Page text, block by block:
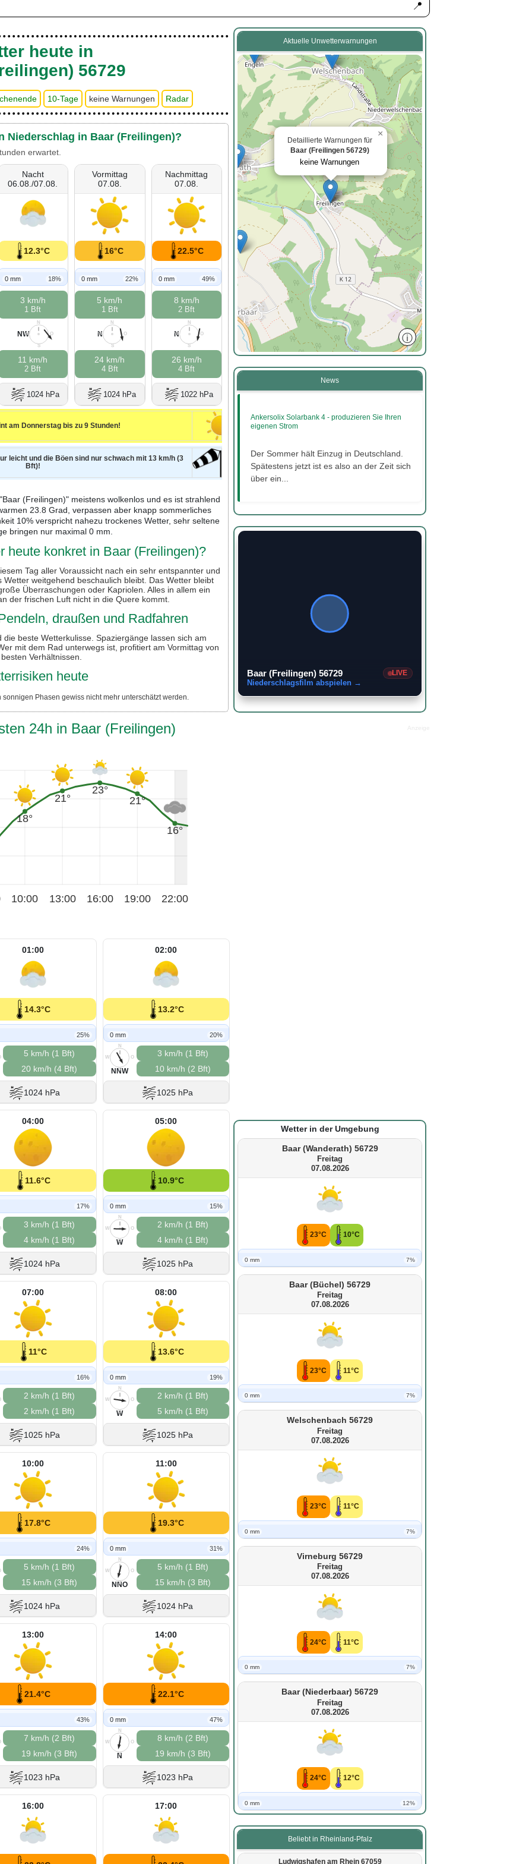
📍
heute in
56729
10-Tage keine Warnungen Radar
Niederschlag in Baar (Freilingen)?
erwartet.
Nacht
06.08./07.08.
12.3°C
0 mm 18%
3 km/h
1 Bft
N
O
S
W
NW
11 km/h
2 Bft
1024 hPa
Vormittag
07.08.
16°C
0 mm 22%
5 km/h
1 Bft
N
O
S
W
N
24 km/h
4 Bft
1024 hPa
Nachmittag
07.08.
22.5°C
0 mm 49%
8 km/h
2 Bft
N
O
S
W
N
26 km/h
4 Bft
1022 hPa
am Donnerstag bis zu 9 Stunden!
leicht und die Böen sind nur schwach mit 13 km/h (3
Bft)!
(Freilingen)" meistens wolkenlos und es ist strahlend
23.8 Grad, verpassen aber knapp sommerliches
10% verspricht nahezu trockenes Wetter, sehr seltene
bringen nur maximal 0 mm.
heute konkret in Baar (Freilingen)?
Tag aller Voraussicht nach ein sehr entspannter und
weitgehend beschaulich bleibt. Das Wetter bleibt
Überraschungen oder Kapriolen. Alles in allem ein
der frischen Luft nicht in die Quere kommt.
draußen und Radfahren
beste Wetterkulisse. Spaziergänge lassen sich am
mit dem Rad unterwegs ist, profitiert am Vormittag von
Verhältnissen.
heute
Phasen gewiss nicht mehr unterschätzt werden.
24h in Baar (Freilingen)
18°
21°
23°
21°
16°
10:00 13:00 16:00 19:00 22:00
01:00
14.3°C
25%
5 km/h (1 Bft)
20 km/h (4 Bft)
1024 hPa
02:00
13.2°C
0 mm 20%
N
O
S
W
NNW
3 km/h (1 Bft)
10 km/h (2 Bft)
1025 hPa
04:00
11.6°C
17%
3 km/h (1 Bft)
4 km/h (1 Bft)
1024 hPa
05:00
10.9°C
0 mm 15%
N
O
S
W
W
2 km/h (1 Bft)
4 km/h (1 Bft)
1025 hPa
07:00
11°C
16%
2 km/h (1 Bft)
2 km/h (1 Bft)
1025 hPa
08:00
13.6°C
0 mm 19%
N
O
S
W
W
2 km/h (1 Bft)
5 km/h (1 Bft)
1025 hPa
10:00
17.8°C
24%
5 km/h (1 Bft)
15 km/h (3 Bft)
1024 hPa
11:00
19.3°C
0 mm 31%
N
O
S
W
NNO
5 km/h (1 Bft)
15 km/h (3 Bft)
1024 hPa
13:00
21.4°C
43%
7 km/h (2 Bft)
19 km/h (3 Bft)
1023 hPa
14:00
22.1°C
0 mm 47%
N
O
S
W
N
8 km/h (2 Bft)
19 km/h (3 Bft)
1023 hPa
16:00 17:00
Aktuelle Unwetterwarnungen
Detaillierte Warnungen für
Baar (Freilingen 56729)
keine Warnungen
×
ⓘ
News
Ankersolix Solarbank 4 - produzieren Sie Ihren
eigenen Strom
Der Sommer hält Einzug in Deutschland.
Spätestens jetzt ist es also an der Zeit sich
über ein...
Baar (Freilingen) 56729 LIVE
Niederschlagsfilm abspielen →
Wetter in der Umgebung
Baar (Wanderath) 56729
Freitag
07.08.2026
23°C 10°C
0 mm 7%
Baar (Büchel) 56729
Freitag
07.08.2026
23°C 11°C
0 mm 7%
Welschenbach 56729
Freitag
07.08.2026
23°C 11°C
0 mm 7%
Virneburg 56729
Freitag
07.08.2026
24°C 11°C
0 mm 7%
Baar (Niederbaar) 56729
Freitag
07.08.2026
24°C 12°C
0 mm 12%
Beliebt in Rheinland-Pfalz
Ludwigshafen am Rhein 67059